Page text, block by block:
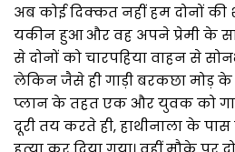
अब कोई दिक्कत नहीं हम दोनों की
यकीन हुआ और वह अपने प्रेमी के
से दोनों को चारपहिया वाहन से
लेकिन जैसे ही गाड़ी बरकछा मोड़
प्लान के तहत एक और युवक को
दूरी तय करते ही, हाथीनाला के